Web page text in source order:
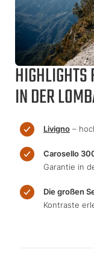
IN DER
Livigno –
Carosello
Garantie in
Die großen
Kontraste